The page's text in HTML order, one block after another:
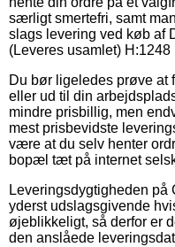
særligt smertefri, samt
slags levering ved køb af
(Leveres usamlet) H:1248
Du bør ligeledes prøve at
eller ud til din
mindre prisbillig, men
mest prisbevidste
være at du selv henter
bopæl tæt på internet
Leveringsdygtigheden på
yderst udslagsgivende
øjeblikkeligt, så derfor er
den anslåede